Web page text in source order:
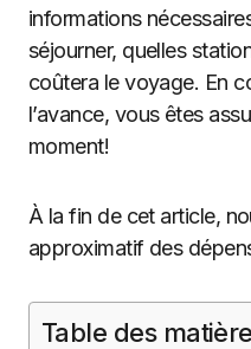
informations
séjourner, quelles
coûtera le voyage. En
l’avance, vous êtes
moment!
À la fin de cet article,
approximatif des
Table des